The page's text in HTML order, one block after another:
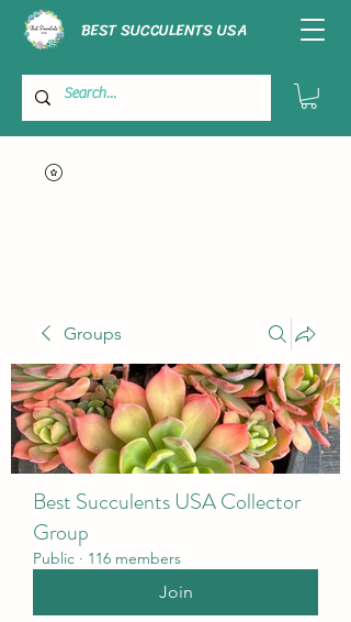
BEST SUCCULENTS USA
Groups
Best Succulents USA Collector
Group
Public · 116 members
Join